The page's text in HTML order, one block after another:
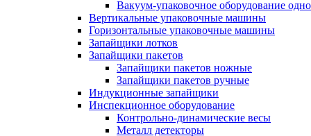
Вакуум-упаковочное оборудование
Вертикальные упаковочные машины
Горизонтальные упаковочные машины
Запайщики лотков
Запайщики пакетов
Запайщики пакетов ножные
Запайщики пакетов ручные
Индукционные запайщики
Инспекционное оборудование
Контрольно-динамические весы
Металл детекторы